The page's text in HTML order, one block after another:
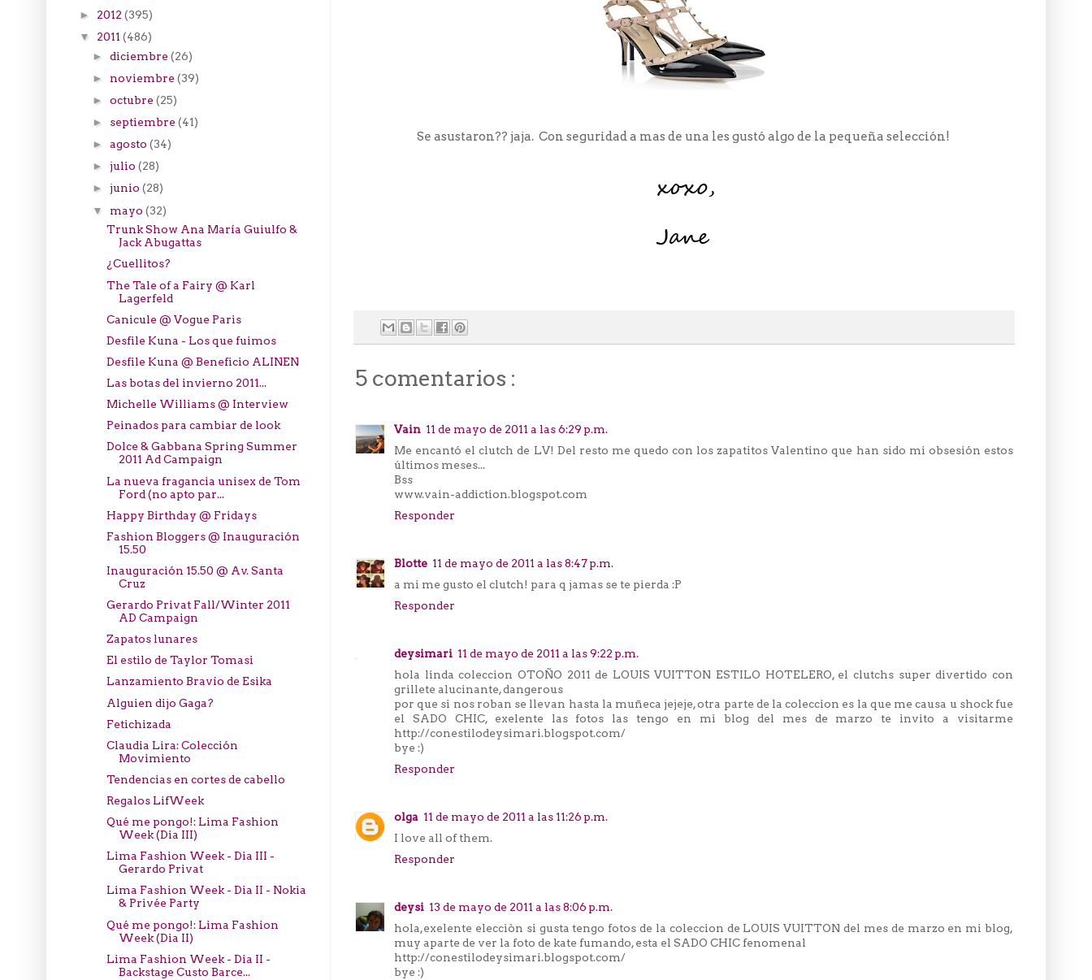
Se asustaron?? jaja. Con seguridad a mas de una les gustó algo de la pequeña selección!
5 comentarios :
Vain 11 de mayo de 2011 a las 6:29 p.m.
Me encantó el clutch de LV! Del resto me quedo con los zapatitos Valentino que han sido mi obsesión estos
últimos meses...
Bss
www.vain-addiction.blogspot.com
Responder
Blotte 11 de mayo de 2011 a las 8:47 p.m.
a mi me gusto el clutch! para q jamas se te pierda :P
Responder
deysimari 11 de mayo de 2011 a las 9:22 p.m.
hola linda coleccion OTOÑO 2011 de LOUIS VUITTON ESTILO HOTELERO, el clutchs super divertido con
grillete alucinante, dangerous
por que si nos roban se llevan hasta la muñeca jejeje, otra parte de la coleccion es la que me causa u shock fue
el SADO CHIC, exelente las fotos las tengo en mi blog del mes de marzo te invito a visitarme
http://conestilodeysimari.blogspot.com/
bye :)
Responder
olga 11 de mayo de 2011 a las 11:26 p.m.
I love all of them.
Responder
deysi 13 de mayo de 2011 a las 8:06 p.m.
hola,exelente elecciòn si gusta tengo fotos de la coleccion de LOUIS VUITTON del mes de marzo en mi blog,
muy aparte de ver la foto de kate fumando, esta el SADO CHIC fenomenal
http://conestilodeysimari.blogspot.com/
bye :)
► 2012 (395)
▼ 2011 (486)
►diciembre(26)
► noviembre(39)
►octubre(25)
► septiembre(41)
►agosto(34)
►julio(28)
►junio(28)
▼ mayo(32)
Trunk Show Ana María Guiulfo &
Jack Abugattas
¿Cuellitos?
The Tale of a Fairy @ Karl
Lagerfeld
Canicule @ Vogue Paris
Desfile Kuna - Los que fuimos
Desfile Kuna @ Beneficio ALINEN
Las botas del invierno 2011...
Michelle Williams @ Interview
Peinados para cambiar de look
Dolce & Gabbana Spring Summer
2011 Ad Campaign
La nueva fragancia unisex de Tom
Ford (no apto par...
Happy Birthday @ Fridays
Fashion Bloggers @ Inauguración
15.50
Inauguración 15.50 @ Av. Santa
Cruz
Gerardo Privat Fall/Winter 2011
AD Campaign
Zapatos lunares
El estilo de Taylor Tomasi
Lanzamiento Bravío de Esika
Alguien dijo Gaga?
Fetichizada
Claudia Lira: Colección
Movimiento
Tendencias en cortes de cabello
Regalos LifWeek
Qué me pongo!: Lima Fashion
Week (Dia III)
Lima Fashion Week - Dia III -
Gerardo Privat
Lima Fashion Week - Dia II - Nokia
& Privée Party
Qué me pongo!: Lima Fashion
Week (Dia II)
Lima Fashion Week - Dia II -
Backstage Custo Barce...